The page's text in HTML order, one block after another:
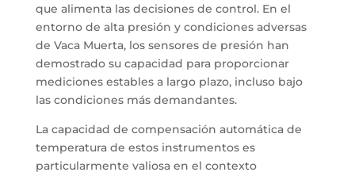
que alimenta las decisiones de control. En el
entorno de alta presión y condiciones adversas
de Vaca Muerta, los sensores de presión han
demostrado su capacidad para proporcionar
mediciones estables a largo plazo, incluso bajo
las condiciones más demandantes.
La capacidad de compensación automática de
temperatura de estos instrumentos es
particularmente valiosa en el contexto